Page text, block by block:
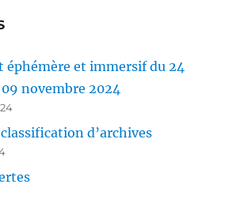
éphémère et immersif du 24
novembre 2024
d’archives